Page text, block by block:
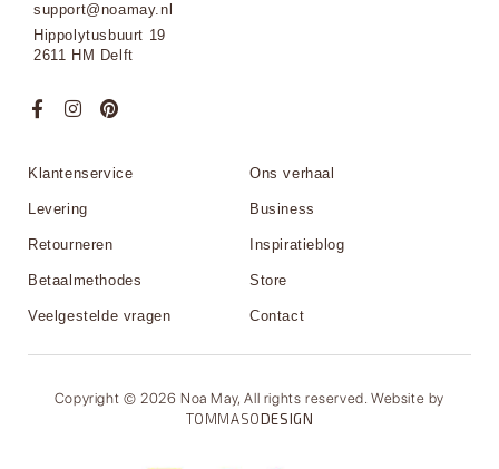
support@noamay.nl
Hippolytusbuurt 19
2611 HM Delft
Klantenservice
Levering
Retourneren
Betaalmethodes
Veelgestelde vragen
Ons verhaal
Business
Inspiratieblog
Store
Contact
Copyright © 2026 Noa May, All rights reserved. Website by
TOMMASODESIGN